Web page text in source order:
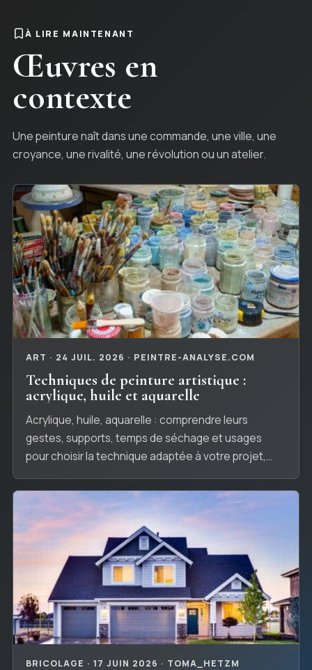
À LIRE MAINTENANT
Œuvres en
contexte
Une peinture naît dans une commande, une ville, une
croyance, une rivalité, une révolution ou un atelier.
ART · 24 JUIL. 2026 · PEINTRE-ANALYSE.COM
Techniques de peinture artistique :
acrylique, huile et aquarelle
Acrylique, huile, aquarelle : comprendre leurs
gestes, supports, temps de séchage et usages
pour choisir la technique adaptée à votre projet,
BRICOLAGE · 17 JUIN 2026 · TOMA_HETZM